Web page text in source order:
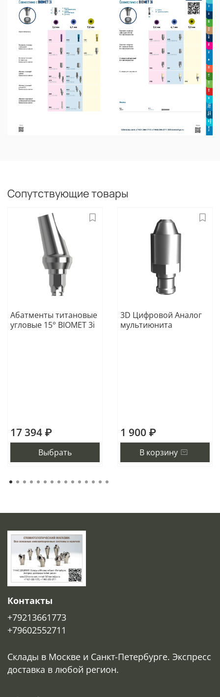
Сопутствующие товары
Абатменты титановые
угловые 15° BIOMET 3i
17 394 ₽
Выбрать
3D Цифровой Аналог
мультиюнита
1 900 ₽
В корзину
Контакты
+79213661773
+79602552711
Склады в Москве и Санкт-Петербурге. Экспресс
доставка в любой регион.